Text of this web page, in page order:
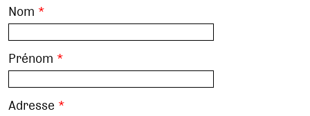
Nom *
Prénom *
Adresse *